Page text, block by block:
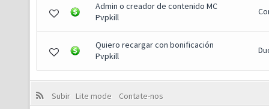
Admin o creador de contenido MC
Pvpkill
Quiero recargar con bonificación
Pvpkill
Subir Lite mode
Contate-nos